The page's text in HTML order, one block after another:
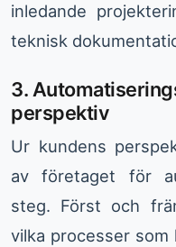
inledande
teknisk
3.
perspektiv
Ur kundens
av företaget för
steg. Först och
vilka processer som